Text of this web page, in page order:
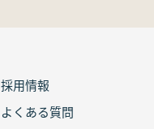
採用情報
よくある質問